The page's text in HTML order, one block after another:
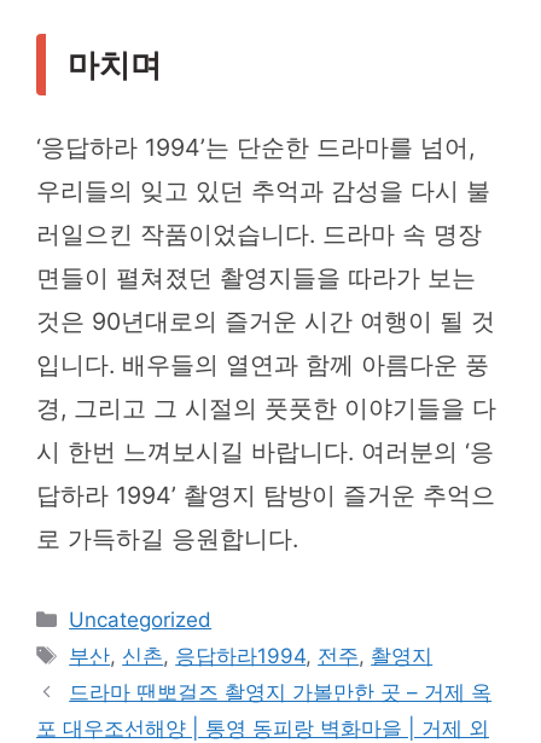
마치며
‘응답하라 1994’는 단순한 드라마를 넘어,
우리들의 잊고 있던 추억과 감성을 다시 불
러일으킨 작품이었습니다. 드라마 속 명장
면들이 펼쳐졌던 촬영지들을 따라가 보는
것은 90년대로의 즐거운 시간 여행이 될 것
입니다. 배우들의 열연과 함께 아름다운 풍
경, 그리고 그 시절의 풋풋한 이야기들을 다
시 한번 느껴보시길 바랍니다. 여러분의 ‘응
답하라 1994’ 촬영지 탐방이 즐거운 추억으
로 가득하길 응원합니다.
카
테
리
Uncategorized
태
그
부산, 신촌, 응답하라1994, 전주, 촬영지
드라마 땐뽀걸즈 촬영지 가볼만한 곳 – 거제 옥
포 대우조선해양 | 통영 동피랑 벽화마을 | 거제 외